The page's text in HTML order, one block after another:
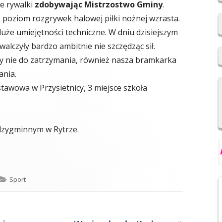
OSOBOWYCH
2019/2020
REKRUTACJA DO SZKÓŁ
PONADPODSTAWOWYCH
rywalki zdobywając Mistrzostwo Gminy.
rozgrywek halowej piłki nożnej wzrasta.
umiejętności techniczne. W dniu dzisiejszym
bardzo ambitnie nie szczędząc sił.
nie do zatrzymania, również nasza bramkarka
w Przysietnicy, 3 miejsce szkoła
w Rytrze.
Kategorie
Sport